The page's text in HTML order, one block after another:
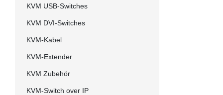
KVM USB-Switches
KVM DVI-Switches
KVM-Kabel
KVM-Extender
KVM Zubehör
KVM-Switch over IP